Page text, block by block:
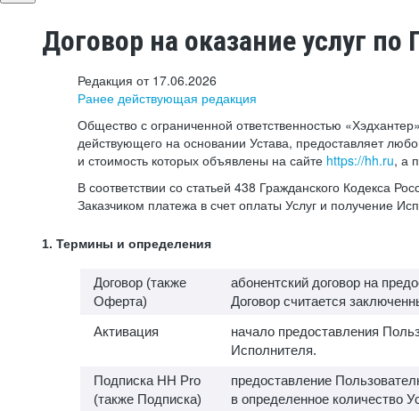
Договор на оказание услуг
Редакция от 17.06.2026
Ранее действующая редакция
Общество с ограниченной ответственностью
действующего на основании Устава, предоставляет
и стоимость которых объявлены на сайте https://hh.ru, а
В соответствии со статьей 438 Гражданского Кодекса
Заказчиком платежа в счет оплаты Услуг и получение
1. Термины и определения
Договор (также
Оферта)
абонентский договор на
Договор считается
Активация
начало предоставления
Исполнителя.
Подписка HH Pro
(также Подписка)
предоставление
в определенное количество